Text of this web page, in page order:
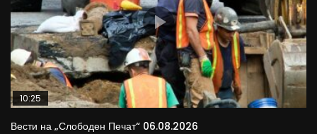
10:25
Вести на „Слободен Печат“ 06.08.2026